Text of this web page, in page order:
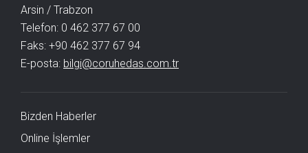
Arsin / Trabzon
Telefon: 0 462 377 67 00
Faks: +90 462 377 67 94
E-posta: bilgi@coruhedas.com.tr
Bizden Haberler
Online İşlemler